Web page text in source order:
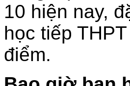
10 hiện nay,
học tiếp
điểm.